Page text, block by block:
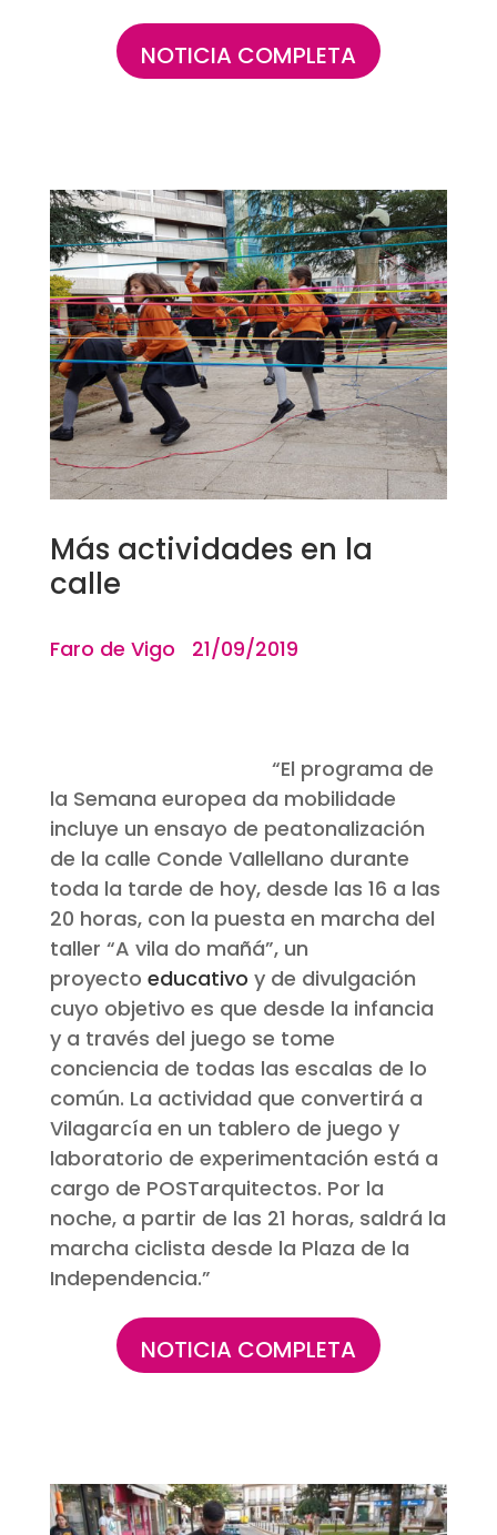
NOTICIA COMPLETA
Más actividades en la
calle
Faro de Vigo 21/09/2019
“El programa de
la Semana europea da mobilidade
incluye un ensayo de peatonalización
de la calle Conde Vallellano durante
toda la tarde de hoy, desde las 16 a las
20 horas, con la puesta en marcha del
taller “A vila do mañá”, un
proyecto educativo y de divulgación
cuyo objetivo es que desde la infancia
y a través del juego se tome
conciencia de todas las escalas de lo
común. La actividad que convertirá a
Vilagarcía en un tablero de juego y
laboratorio de experimentación está a
cargo de POSTarquitectos. Por la
noche, a partir de las 21 horas, saldrá la
marcha ciclista desde la Plaza de la
Independencia.”
NOTICIA COMPLETA